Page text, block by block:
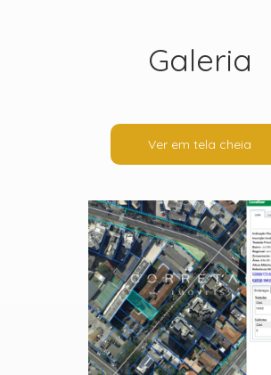
Galeria
Ver em tela cheia